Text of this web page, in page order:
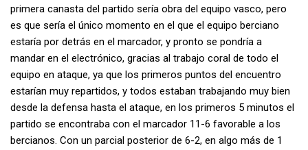
primera canasta del partido sería obra del equipo vasco, pero
es que sería el único momento en el que el equipo berciano
estaría por detrás en el marcador, y pronto se pondría a
mandar en el electrónico, gracias al trabajo coral de todo el
equipo en ataque, ya que los primeros puntos del encuentro
estarían muy repartidos, y todos estaban trabajando muy bien
desde la defensa hasta el ataque, en los primeros 5 minutos el
partido se encontraba con el marcador 11-6 favorable a los
bercianos. Con un parcial posterior de 6-2, en algo más de 1